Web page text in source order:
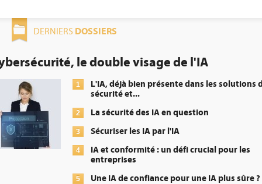
DERNIERS DOSSIERS
le double visage de l'IA
1
L'IA, déjà bien présente dans les solutions de
2 La sécurité des IA en question
3 Sécuriser les IA par l'IA
4
IA et conformité : un défi crucial pour les
Une IA de confiance pour une IA plus sûre ?